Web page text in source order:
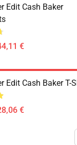
Edit Cash Baker
€
Edit Cash Baker T-
€